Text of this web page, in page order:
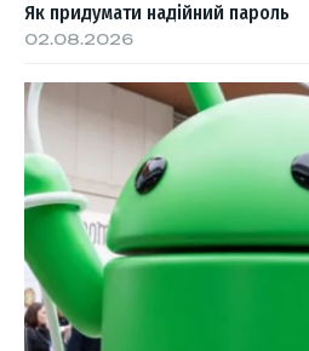
Як придумати надійний пароль
02.08.2026